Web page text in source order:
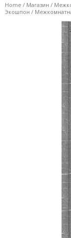
Home / Магазин /
Экошпон /